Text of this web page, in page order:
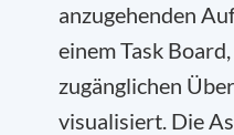
anzugehenden
einem Task
zugänglichen
visualisiert. Die